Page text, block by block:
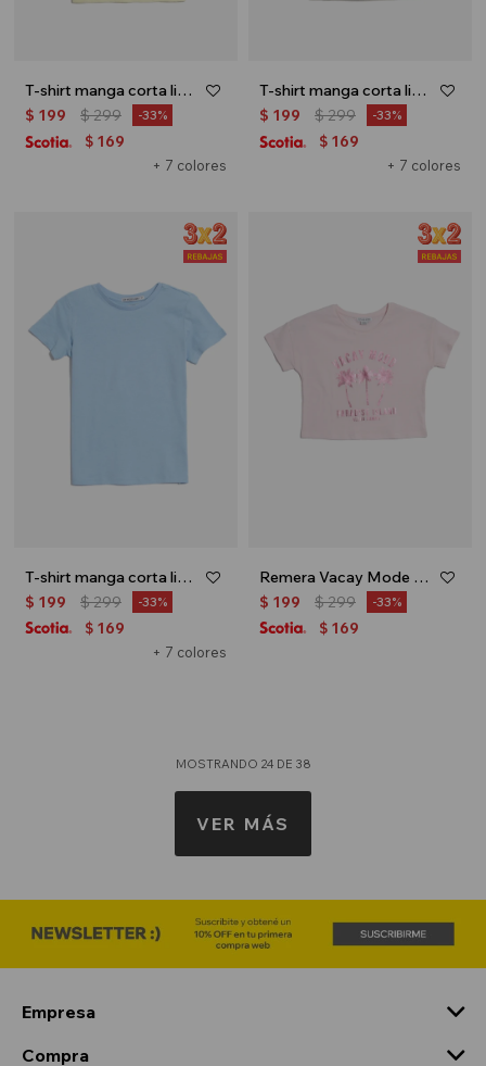
T-shirt manga corta lisa - Amarillo
+ 7 colores
$ 199 $299 33
$ 169
T-shirt manga corta lisa - Verde pastel
+ 7 colores
$ 199 $299 33
$ 169
T-shirt manga corta lisa - Celeste
+ 7 colores
$ 199 $299 33
$ 169
Remera Vacay Mode - Rosa
$ 199 $299 33
$ 169
MOSTRANDO 24 DE 38
VER MÁS
Empresa
Compra